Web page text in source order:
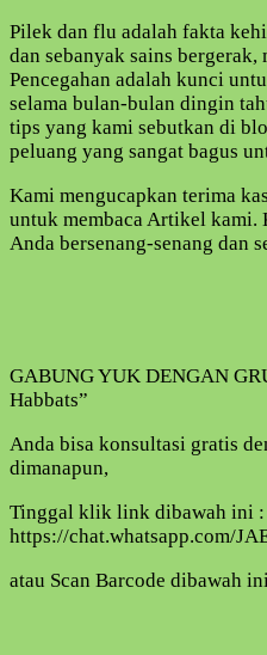
Pilek dan flu adalah fakta
dan sebanyak sains bergerak,
Pencegahan adalah kunci
selama bulan-bulan dingin
tips yang kami sebutkan di
peluang yang sangat bagus
Kami mengucapkan terima
untuk membaca Artikel kami.
Anda bersenang-senang dan
GABUNG YUK DENGAN
Habbats”
Anda bisa konsultasi gratis
dimanapun,
Tinggal klik link dibawah ini :
https://chat.whatsapp.com/
atau Scan Barcode dibawah